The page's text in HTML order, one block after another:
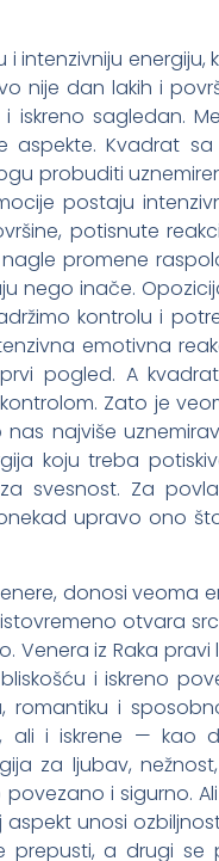
intenzivniju
nije dan lakih i
iskreno sagledan.
aspekte. Kvadrat
probuditi
postaju
potisnute
promene
nego inače.
kontrolu i
emotivna
pogled. A
Zato je
najviše
koju treba
svesnost. Za
upravo ono
donosi veoma
otvara
Venera iz Raka
i iskreno
romantiku i
ali i iskrene —
za ljubav,
i sigurno.
unosi
a drugi se